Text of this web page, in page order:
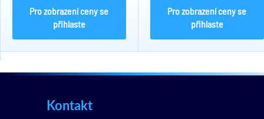
Pro zobrazení ceny se
přihlaste
Pro zobrazení ceny se
přihlaste
Kontakt